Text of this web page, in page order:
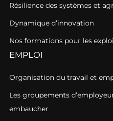
Résilience des systèmes et
Dynamique d’innovation
Nos formations pour les
EMPLOI
Organisation du travail et
Les groupements
embaucher